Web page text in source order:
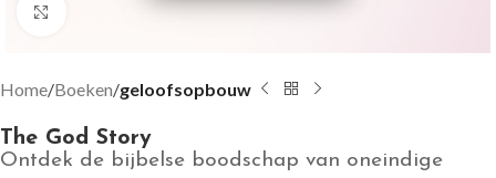
Groter bekijken
Home Boeken geloofsopbouw
The God Story
Ontdek de bijbelse boodschap van oneindige